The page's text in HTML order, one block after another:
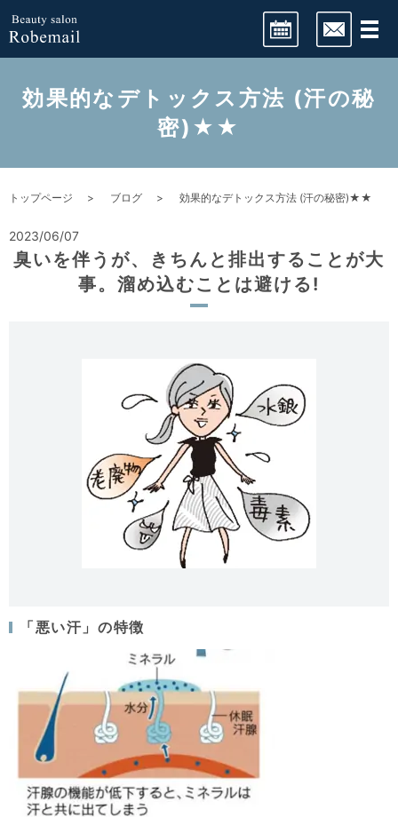
効果的なデトックス方法 (汗の秘
密)★★
トップページ ブログ 効果的なデトックス方法 (汗の秘密)★★
2023/06/07
臭いを伴うが、きちんと排出することが大
事。溜め込むことは避ける!
「悪い汗」の特徴